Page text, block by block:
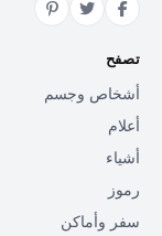
تصفح
أشخاص وجسم
أعلام
أشياء
رموز
سفر وأماكن